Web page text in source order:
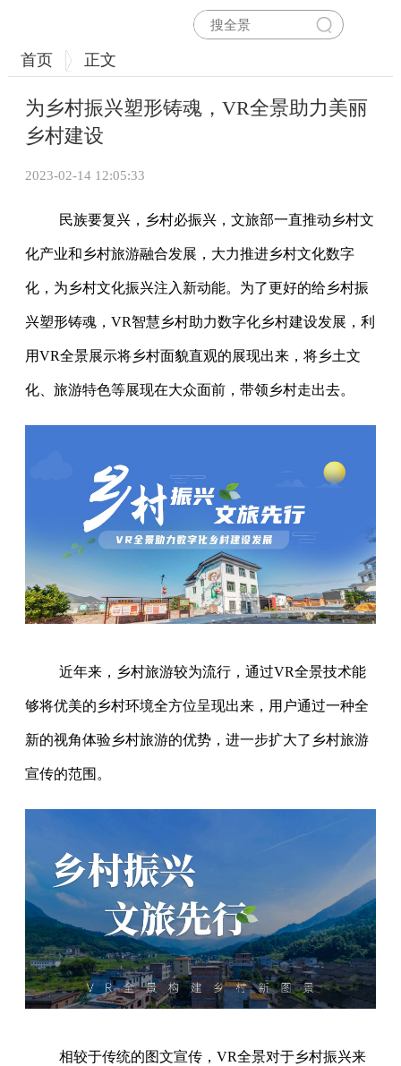
首页 正文
为乡村振兴塑形铸魂，VR全景助力美丽
乡村建设
2023-02-14 12:05:33
民族要复兴，乡村必振兴，文旅部一直推动乡村文
化产业和乡村旅游融合发展，大力推进乡村文化数字
化，为乡村文化振兴注入新动能。为了更好的给乡村振
兴塑形铸魂，VR智慧乡村助力数字化乡村建设发展，利
用VR全景展示将乡村面貌直观的展现出来，将乡土文
化、旅游特色等展现在大众面前，带领乡村走出去。
近年来，乡村旅游较为流行，通过VR全景技术能
够将优美的乡村环境全方位呈现出来，用户通过一种全
新的视角体验乡村旅游的优势，进一步扩大了乡村旅游
宣传的范围。
相较于传统的图文宣传，VR全景对于乡村振兴来